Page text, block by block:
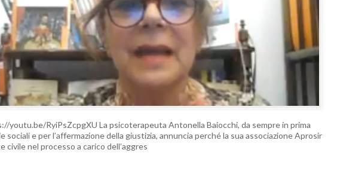
youtu.be/RyiPsZcpgXU La psicoterapeuta Antonella Baiocchi, da sempre in prima
sociali e per l’affermazione della giustizia, annuncia perché la sua associazione Aprosir
civile nel processo a carico dell’aggres